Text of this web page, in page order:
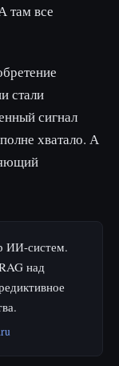
там все
стали
сигнал
хватало. А
ИИ-систем.
над